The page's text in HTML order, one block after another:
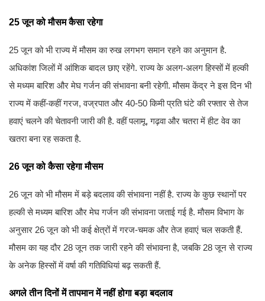
25 जून को मौसम कैसा रहेगा
25 जून को भी राज्य में मौसम का रुख लगभग समान रहने का अनुमान है.
अधिकांश जिलों में आंशिक बादल छाए रहेंगे. राज्य के अलग-अलग हिस्सों में हल्की
से मध्यम बारिश और मेघ गर्जन की संभावना बनी रहेगी. मौसम केंद्र ने इस दिन भी
राज्य में कहीं-कहीं गरज, वज्रपात और 40-50 किमी प्रति घंटे की रफ्तार से तेज
हवाएं चलने की चेतावनी जारी की है. वहीं पलामू, गढ़वा और चतरा में हीट वेव का
खतरा बना रह सकता है.
26 जून को कैसा रहेगा मौसम
26 जून को भी मौसम में बड़े बदलाव की संभावना नहीं है. राज्य के कुछ स्थानों पर
हल्की से मध्यम बारिश और मेघ गर्जन की संभावना जताई गई है. मौसम विभाग के
अनुसार 26 जून को भी कई क्षेत्रों में गरज-चमक और तेज हवाएं चल सकती हैं.
मौसम का यह दौर 28 जून तक जारी रहने की संभावना है, जबकि 28 जून से राज्य
के अनेक हिस्सों में वर्षा की गतिविधियां बढ़ सकती हैं.
अगले तीन दिनों में तापमान में नहीं होगा बड़ा बदलाव